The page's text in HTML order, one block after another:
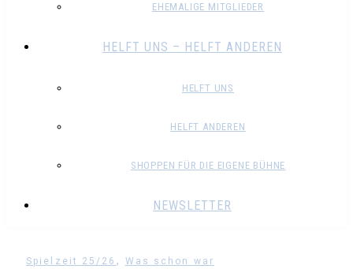
EHEMALIGE MITGLIEDER
HELFT UNS – HELFT ANDEREN
HELFT UNS
HELFT ANDEREN
SHOPPEN FÜR DIE EIGENE BÜHNE
NEWSLETTER
Spielzeit 25/26 , Was schon war